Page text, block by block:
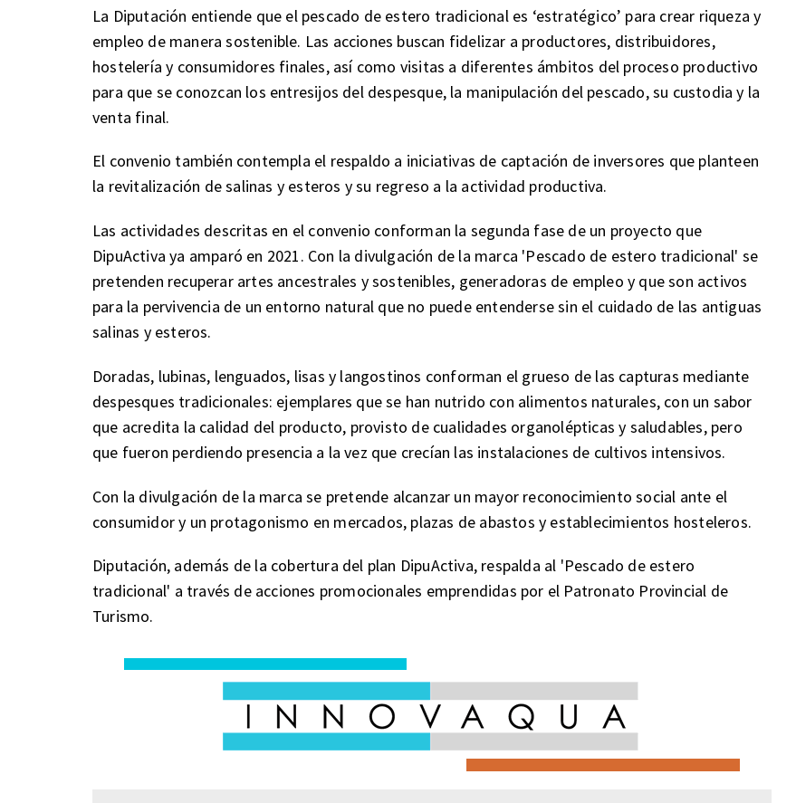
La Diputación entiende que el pescado de estero tradicional es ‘estratégico’ para crear riqueza y
empleo de manera sostenible. Las acciones buscan fidelizar a productores, distribuidores,
hostelería y consumidores finales, así como visitas a diferentes ámbitos del proceso productivo
para que se conozcan los entresijos del despesque, la manipulación del pescado, su custodia y la
venta final.
El convenio también contempla el respaldo a iniciativas de captación de inversores que planteen
la revitalización de salinas y esteros y su regreso a la actividad productiva.
Las actividades descritas en el convenio conforman la segunda fase de un proyecto que
DipuActiva ya amparó en 2021. Con la divulgación de la marca 'Pescado de estero tradicional' se
pretenden recuperar artes ancestrales y sostenibles, generadoras de empleo y que son activos
para la pervivencia de un entorno natural que no puede entenderse sin el cuidado de las antiguas
salinas y esteros.
Doradas, lubinas, lenguados, lisas y langostinos conforman el grueso de las capturas mediante
despesques tradicionales: ejemplares que se han nutrido con alimentos naturales, con un sabor
que acredita la calidad del producto, provisto de cualidades organolépticas y saludables, pero
que fueron perdiendo presencia a la vez que crecían las instalaciones de cultivos intensivos.
Con la divulgación de la marca se pretende alcanzar un mayor reconocimiento social ante el
consumidor y un protagonismo en mercados, plazas de abastos y establecimientos hosteleros.
Diputación, además de la cobertura del plan DipuActiva, respalda al 'Pescado de estero
tradicional' a través de acciones promocionales emprendidas por el Patronato Provincial de
Turismo.